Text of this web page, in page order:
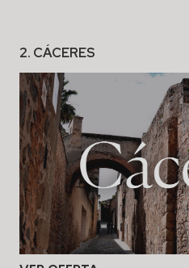
2. CÁCERES